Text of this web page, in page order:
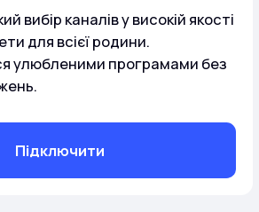
Замовити дзвінок
вибір каналів у високій якості
для всієї родини.
улюбленими програмами без
Підключити